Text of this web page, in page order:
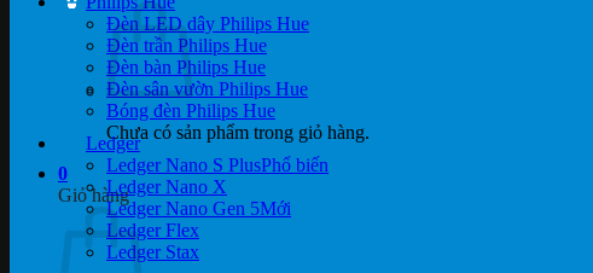
Chưa có sản phẩm trong giỏ hàng.
0
Giỏ hàng
Đèn LED dây Philips Hue
Đèn trần Philips Hue
Đèn bàn Philips Hue
Đèn sân vườn Philips Hue
Bóng đèn Philips Hue
Ledger
Ledger Nano S Plus
Ledger Nano X
Ledger Nano Gen 5
Ledger Flex
Ledger Stax